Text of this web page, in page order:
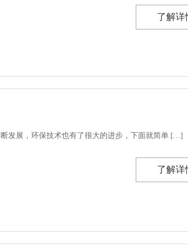
了解详
发展，环保技术也有了很大的进步，下面就简单 […]
了解详